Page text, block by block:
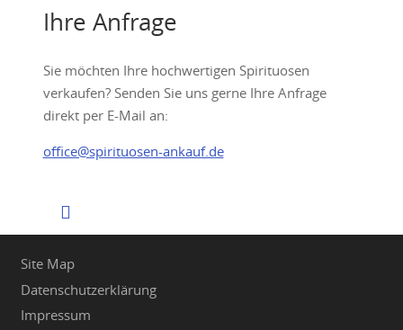
Ihre Anfrage
Sie möchten Ihre hochwertigen Spirituosen
verkaufen? Senden Sie uns gerne Ihre Anfrage
direkt per E-Mail an:
office@spirituosen-ankauf.de
Site Map
Datenschutzerklärung
Impressum